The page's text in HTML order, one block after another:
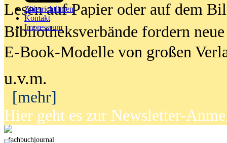
Zitierrichtlinien
Kontakt
Impresssum
Lesen auf Papier oder auf dem
Bibliotheksverbände fordern neue
E-Book-Modelle von großen
u.v.m.
[mehr]
Hier geht es zur Newsletter-
fachbuchjournal